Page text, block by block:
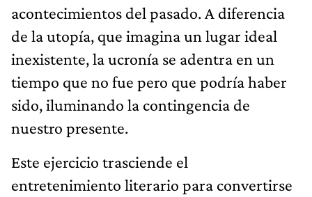
acontecimientos del pasado. A diferencia
de la utopía, que imagina un lugar ideal
inexistente, la ucronía se adentra en un
tiempo que no fue pero que podría haber
sido, iluminando la contingencia de
nuestro presente.
Este ejercicio trasciende el
entretenimiento literario para convertirse